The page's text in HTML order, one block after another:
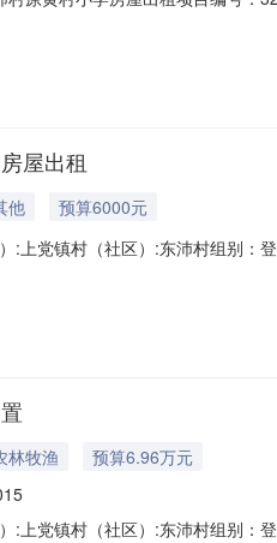
（社区）:东沛村组别：登记日期
屋出租
他
预算6000元
:上党镇村（社区）:东沛村组别：
权属类型：集体是否存在其他权
表
林牧渔
预算6.96万元
:上党镇村（社区）:东沛村组别：